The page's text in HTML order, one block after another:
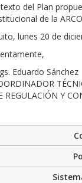
del Plan
de la
lunes 20 de
Eduardo Sánchez
REGULACIÓN Y